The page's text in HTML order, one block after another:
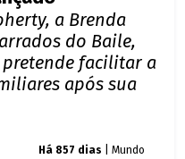
a Brenda
do Baile,
facilitar a
após sua
Há 857 dias | Mundo